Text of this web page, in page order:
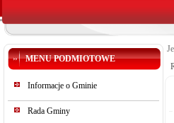
MENU PODMIOTOWE
Informacje o Gminie
Rada Gminy